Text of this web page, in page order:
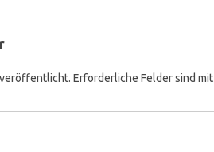
Erforderliche Felder sind mit